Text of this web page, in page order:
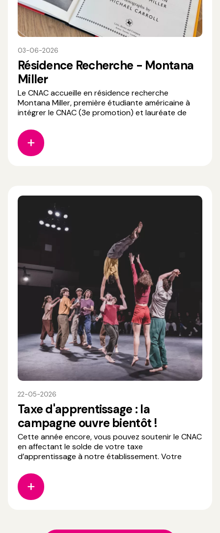
03-06-2026
Résidence Recherche - Montana
Miller
Le CNAC accueille en résidence recherche
Montana Miller, première étudiante américaine à
intégrer le CNAC (3e promotion) et lauréate de
2026 ». Aujourd’hui enseignante-chercheuse à la
Bowling Green State University (Ohio, USA),
Montana a décidé d
22-05-2026
Taxe d'apprentissage : la
campagne ouvre bientôt !
Cette année encore, vous pouvez soutenir le CNAC
en affectant le solde de votre taxe
d’apprentissage à notre établissement. Votre
moderniser nos équipements pédagogiques, -
Accompagner la formation d’artistes de cirque
polyvalents et créatifs, - Favoriser l